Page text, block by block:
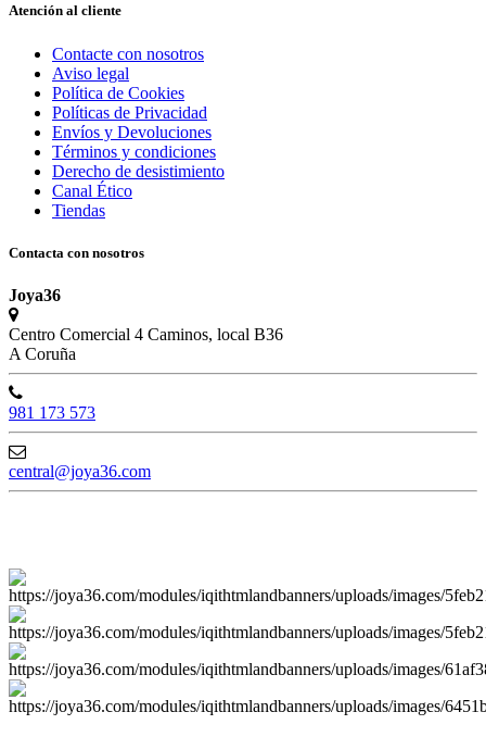
Atención al cliente
Contacte con nosotros
Aviso legal
Política de Cookies
Políticas de Privacidad
Envíos y Devoluciones
Términos y condiciones
Derecho de desistimiento
Canal Ético
Tiendas
Contacta con nosotros
Joya36
Centro Comercial 4 Caminos, local B36
A Coruña
981 173 573
central@joya36.com